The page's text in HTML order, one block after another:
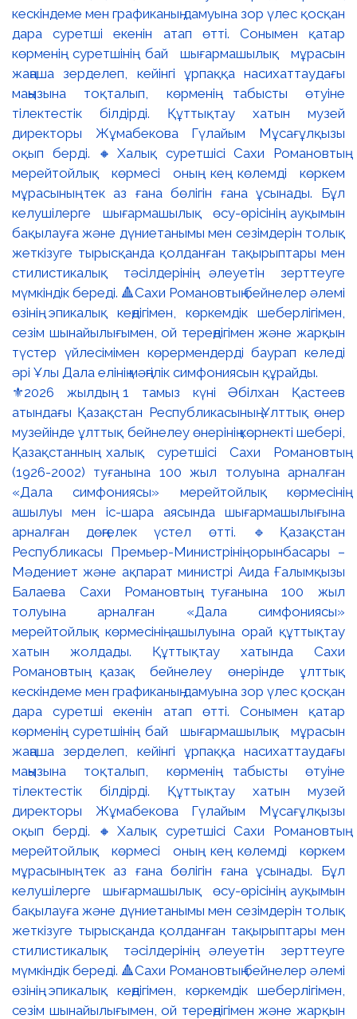
⚜️2026 жылдың 1 тамыз күні Әбілхан Қастеев
атындағы Қазақстан Республикасының Ұлттық өнер
музейінде ұлттық бейнелеу өнерінің көрнекті шебері,
Қазақстанның халық суретшісі Сахи Романовтың
(1926-2002) туғанына 100 жыл толуына арналған
«Дала симфониясы» мерейтойлық көрмесінің
ашылуы мен іс-шара аясында шығармашылығына
арналған дөңгелек үстел өтті. 🔹Қазақстан
Республикасы Премьер-Министрінің орынбасары –
Мәдениет және ақпарат министрі Аида Ғалымқызы
Балаева Сахи Романовтың туғанына 100 жыл
толуына арналған «Дала симфониясы»
мерейтойлық көрмесінің ашылуына орай құттықтау
хатын жолдады. Құттықтау хатында Сахи
Романовтың қазақ бейнелеу өнерінде ұлттық
кескіндеме мен графиканың дамуына зор үлес қосқан
дара суретші екенін атап өтті. Сонымен қатар
көрменің суретшінің бай шығармашылық мұрасын
жаңаша зерделеп, кейінгі ұрпаққа насихаттаудағы
маңызына тоқталып, көрменің табысты өтуіне
тілектестік білдірді. Құттықтау хатын музей
директоры Жұмабекова Гүлайым Мұсағұлқызы
оқып берді. 🔸Халық суретшісі Сахи Романовтың
мерейтойлық көрмесі оның кең көлемді көркем
мұрасының тек аз ғана бөлігін ғана ұсынады. Бұл
келушілерге шығармашылық өсу-өрісінің ауқымын
бақылауға және дүниетанымы мен сезімдерін толық
жеткізуге тырысқанда қолданған тақырыптары мен
стилистикалық тәсілдерінің әлеуетін зерттеуге
мүмкіндік береді. 🔺Сахи Романовтың бейнелер әлемі
өзінің эпикалық кеңдігімен, көркемдік шеберлігімен,
сезім шынайылығымен, ой тереңдігімен және жарқын